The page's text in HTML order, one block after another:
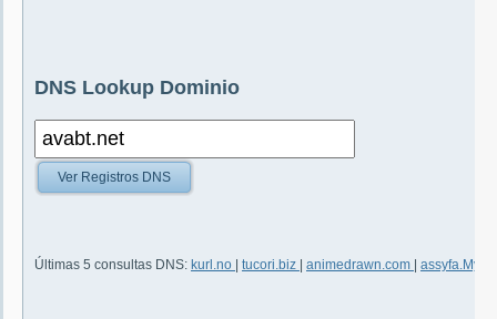
DNS Lookup Dominio
Ver Registros DNS
Últimas 5 consultas DNS: kurl.no tucori.biz animedrawn.com assyfa.My.id